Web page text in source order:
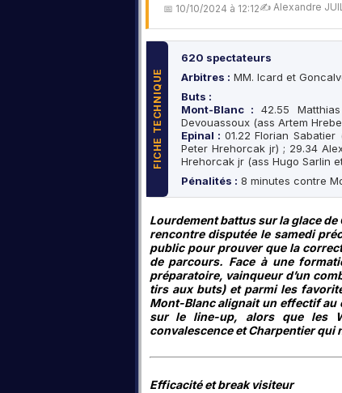
📅 10/10/2024 à 12:12✍️ Alexandre
FICHE TECHNIQUE
620 spectateurs
Arbitres : MM. Icard et
Buts :
Mont-Blanc :42.55
Devouassoux (ass Artem
Epinal : 01.22 Florian
Peter Hrehorcak jr) ; 29.34
Hrehorcak jr (ass Hugo Sarlin
Pénalités : 8 minutes contre
Lourdement battus sur la glace
rencontre disputée le samedi
public pour prouver que la
de parcours. Face à une
préparatoire, vainqueur d’un
tirs aux buts) et parmi les
Mont-Blanc alignait un effectif au
sur le line-up, alors que les
convalescence et Charpentier qui
Efficacité et break visiteur